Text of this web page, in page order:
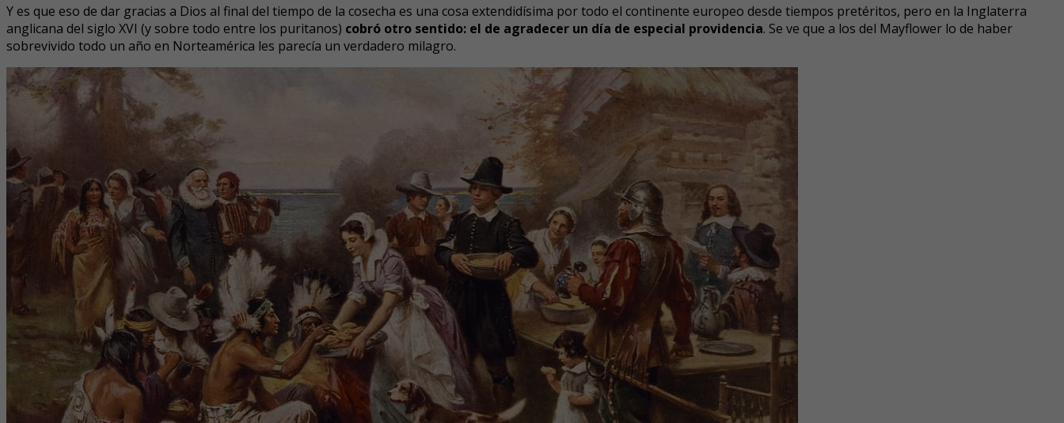
Y es que eso de dar gracias a Dios al final del tiempo de la cosecha es una cosa extendidísima por todo el continente europeo desde tiempos pretéritos, pero en la Inglaterra
anglicana del siglo XVI (y sobre todo entre los puritanos) cobró otro sentido: el de agradecer un día de especial providencia. Se ve que a los del Mayflower lo de haber
sobrevivido todo un año en Norteamérica les parecía un verdadero milagro.